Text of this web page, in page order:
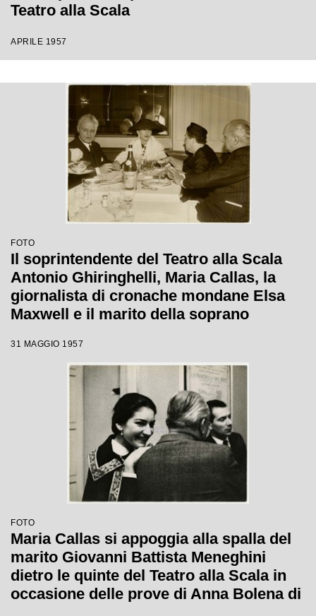
Teatro alla Scala
APRILE 1957
FOTO
Il soprintendente del Teatro alla Scala
Antonio Ghiringhelli, Maria Callas, la
giornalista di cronache mondane Elsa
Maxwell e il marito della soprano
ristorante Savini a Milano
31 MAGGIO 1957
FOTO
Maria Callas si appoggia alla spalla del
marito Giovanni Battista Meneghini
dietro le quinte del Teatro alla Scala in
occasione delle prove di Anna Bolena di